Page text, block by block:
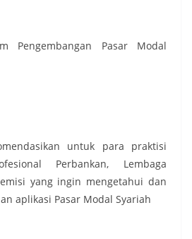
Pengembangan Pasar Modal
untuk para praktisi
Perbankan, Lembaga
yang ingin mengetahui dan
aplikasi Pasar Modal Syariah